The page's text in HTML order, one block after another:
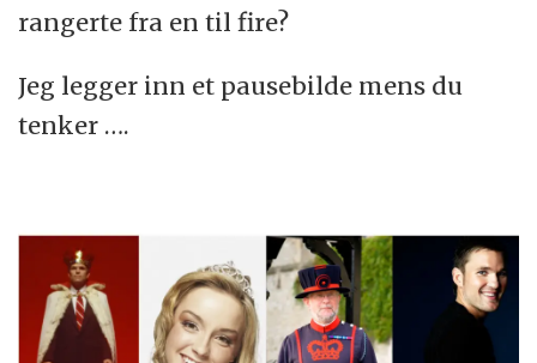
rangerte fra en til fire?
Jeg legger inn et pausebilde mens du
tenker ….